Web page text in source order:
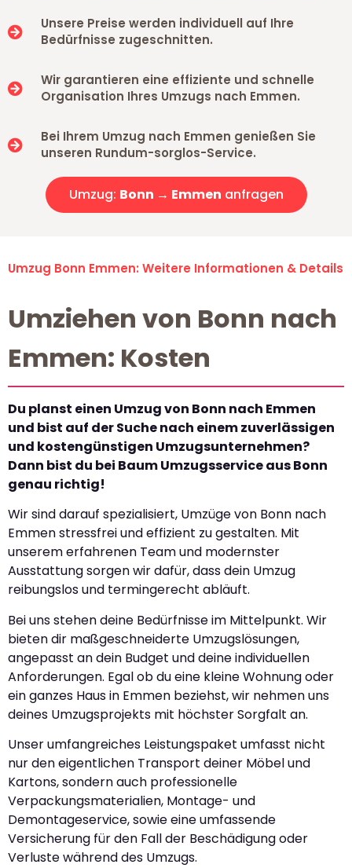
Unsere Preise werden individuell auf Ihre
Bedürfnisse zugeschnitten.
Wir garantieren eine effiziente und schnelle
Organisation Ihres Umzugs nach Emmen.
Bei Ihrem Umzug nach Emmen genießen Sie
unseren Rundum-sorglos-Service.
Umzug: Bonn → Emmen anfragen
Umzug Bonn Emmen: Weitere Informationen & Details
Umziehen von Bonn nach
Emmen: Kosten
Du planst einen Umzug von Bonn nach Emmen
und bist auf der Suche nach einem zuverlässigen
und kostengünstigen Umzugsunternehmen?
Dann bist du bei Baum Umzugsservice aus Bonn
genau richtig!
Wir sind darauf spezialisiert, Umzüge von Bonn nach
Emmen stressfrei und effizient zu gestalten. Mit
unserem erfahrenen Team und modernster
Ausstattung sorgen wir dafür, dass dein Umzug
reibungslos und termingerecht abläuft.
Bei uns stehen deine Bedürfnisse im Mittelpunkt. Wir
bieten dir maßgeschneiderte Umzugslösungen,
angepasst an dein Budget und deine individuellen
Anforderungen. Egal ob du eine kleine Wohnung oder
ein ganzes Haus in Emmen beziehst, wir nehmen uns
deines Umzugsprojekts mit höchster Sorgfalt an.
Unser umfangreiches Leistungspaket umfasst nicht
nur den eigentlichen Transport deiner Möbel und
Kartons, sondern auch professionelle
Verpackungsmaterialien, Montage- und
Demontageservice, sowie eine umfassende
Versicherung für den Fall der Beschädigung oder
Verluste während des Umzugs.